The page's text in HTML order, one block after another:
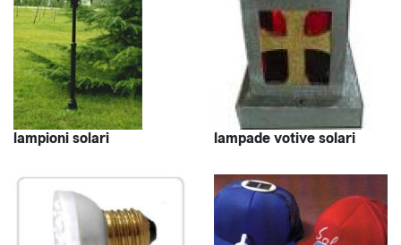
lampioni solari lampade votive solari